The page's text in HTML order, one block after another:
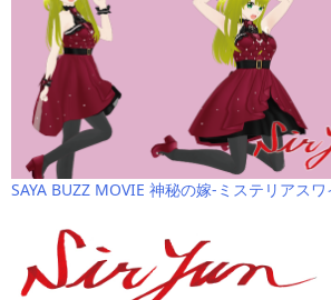
SAYA BUZZ MOVIE 神秘の嫁-ミステリアス